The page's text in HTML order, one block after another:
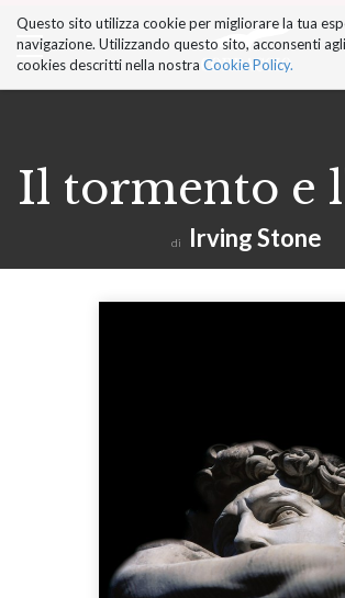
ai
contenuti.
|
Salta
Questo sito utilizza cookie per migliorare la tua
navigazione. Utilizzando questo sito, acconsenti
cookies descritti nella nostra Cookie Policy.
Il tormento e
di Irving Stone